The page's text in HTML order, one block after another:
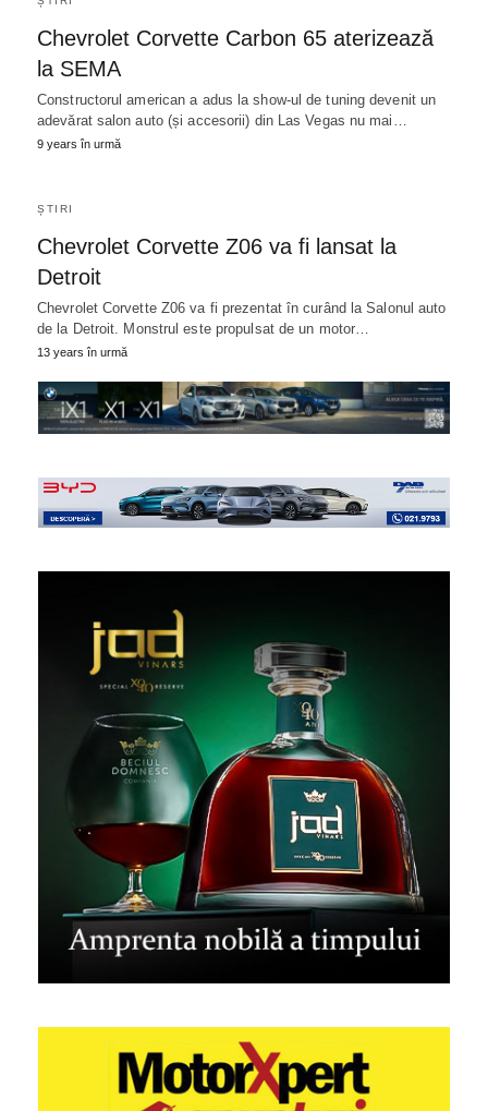
Chevrolet Corvette Carbon 65 aterizează
la SEMA
Constructorul american a adus la show-ul de tuning devenit un
adevărat salon auto (și accesorii) din Las Vegas nu mai…
9 years în urmă
ȘTIRI
Chevrolet Corvette Z06 va fi lansat la
Detroit
Chevrolet Corvette Z06 va fi prezentat în curând la Salonul auto
de la Detroit. Monstrul este propulsat de un motor…
13 years în urmă